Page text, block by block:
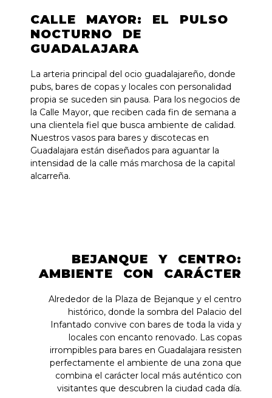
CALLE MAYOR: EL PULSO
NOCTURNO DE
GUADALAJARA
La arteria principal del ocio guadalajareño, donde
pubs, bares de copas y locales con personalidad
propia se suceden sin pausa. Para los negocios de
la Calle Mayor, que reciben cada fin de semana a
una clientela fiel que busca ambiente de calidad.
Nuestros vasos para bares y discotecas en
Guadalajara están diseñados para aguantar la
intensidad de la calle más marchosa de la capital
alcarreña.
BEJANQUE Y CENTRO:
AMBIENTE CON CARÁCTER
Alrededor de la Plaza de Bejanque y el centro
histórico, donde la sombra del Palacio del
Infantado convive con bares de toda la vida y
locales con encanto renovado. Las copas
irrompibles para bares en Guadalajara resisten
perfectamente el ambiente de una zona que
combina el carácter local más auténtico con
visitantes que descubren la ciudad cada día.